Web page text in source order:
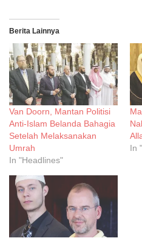
Berita Lainnya
Van Doorn, Mantan Politisi
Anti-Islam Belanda Bahagia
Setelah Melaksanakan
Umrah
In "Headlines"
In